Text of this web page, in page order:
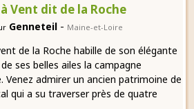
Vent dit de la Roche
Genneteil - Maine-et-Loire
de la Roche habille de son élégante
ses belles ailes la campagne
Venez admirer un ancien patrimoine de
qui a su traverser près de quatre